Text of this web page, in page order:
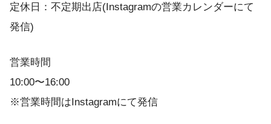
定休日：不定期出店(Instagramの営業カレンダーにて
発信)
営業時間
10:00〜16:00
※営業時間はInstagramにて発信